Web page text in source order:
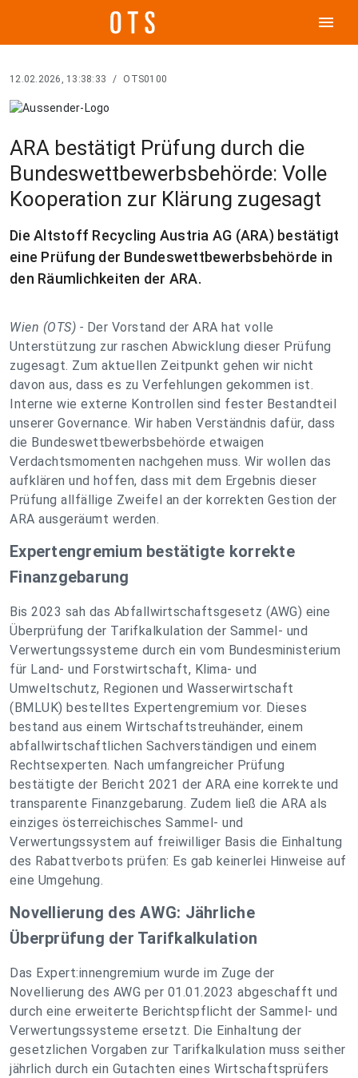
menu
12.02.2026, 13:38:33 / OTS0100
ARA bestätigt Prüfung durch die
Bundeswettbewerbsbehörde: Volle
Kooperation zur Klärung zugesagt
Die Altstoff Recycling Austria AG (ARA) bestätigt
eine Prüfung der Bundeswettbewerbsbehörde in
den Räumlichkeiten der ARA.
Wien (OTS) - Der Vorstand der ARA hat volle
Unterstützung zur raschen Abwicklung dieser Prüfung
zugesagt. Zum aktuellen Zeitpunkt gehen wir nicht
davon aus, dass es zu Verfehlungen gekommen ist.
Interne wie externe Kontrollen sind fester Bestandteil
unserer Governance. Wir haben Verständnis dafür, dass
die Bundeswettbewerbsbehörde etwaigen
Verdachtsmomenten nachgehen muss. Wir wollen das
aufklären und hoffen, dass mit dem Ergebnis dieser
Prüfung allfällige Zweifel an der korrekten Gestion der
ARA ausgeräumt werden.
Expertengremium bestätigte korrekte
Finanzgebarung
Bis 2023 sah das Abfallwirtschaftsgesetz (AWG) eine
Überprüfung der Tarifkalkulation der Sammel- und
Verwertungssysteme durch ein vom Bundesministerium
für Land- und Forstwirtschaft, Klima- und
Umweltschutz, Regionen und Wasserwirtschaft
(BMLUK) bestelltes Expertengremium vor. Dieses
bestand aus einem Wirtschaftstreuhänder, einem
abfallwirtschaftlichen Sachverständigen und einem
Rechtsexperten. Nach umfangreicher Prüfung
bestätigte der Bericht 2021 der ARA eine korrekte und
transparente Finanzgebarung. Zudem ließ die ARA als
einziges österreichisches Sammel- und
Verwertungssystem auf freiwilliger Basis die Einhaltung
des Rabattverbots prüfen: Es gab keinerlei Hinweise auf
eine Umgehung.
Novellierung des AWG: Jährliche
Überprüfung der Tarifkalkulation
Das Expert:innengremium wurde im Zuge der
Novellierung des AWG per 01.01.2023 abgeschafft und
durch eine erweiterte Berichtspflicht der Sammel- und
Verwertungssysteme ersetzt. Die Einhaltung der
gesetzlichen Vorgaben zur Tarifkalkulation muss seither
jährlich durch ein Gutachten eines Wirtschaftsprüfers